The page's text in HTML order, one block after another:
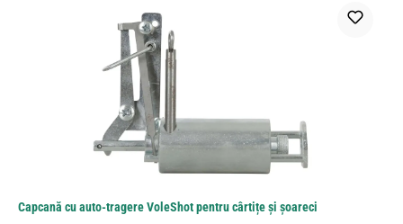
Capcană cu auto-tragere VoleShot pentru cârtițe și șoareci